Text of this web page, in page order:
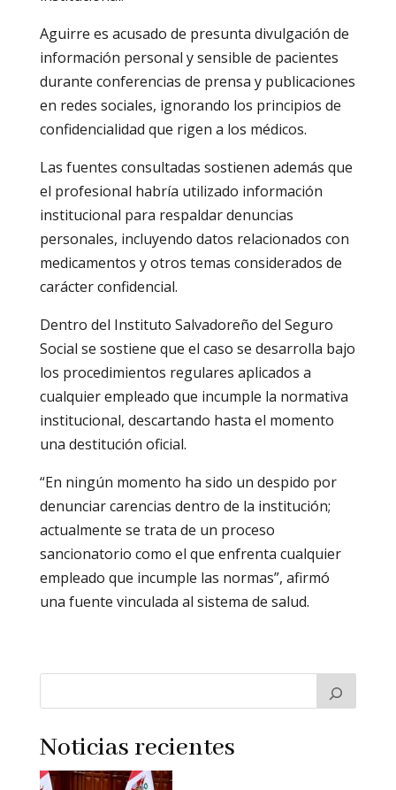
Aguirre es acusado de presunta divulgación de
información personal y sensible de pacientes
durante conferencias de prensa y publicaciones
en redes sociales, ignorando los principios de
confidencialidad que rigen a los médicos.
Las fuentes consultadas sostienen además que
el profesional habría utilizado información
institucional para respaldar denuncias
personales, incluyendo datos relacionados con
medicamentos y otros temas considerados de
carácter confidencial.
Dentro del Instituto Salvadoreño del Seguro
Social se sostiene que el caso se desarrolla bajo
los procedimientos regulares aplicados a
cualquier empleado que incumple la normativa
institucional, descartando hasta el momento
una destitución oficial.
“En ningún momento ha sido un despido por
denunciar carencias dentro de la institución;
actualmente se trata de un proceso
sancionatorio como el que enfrenta cualquier
empleado que incumple las normas”, afirmó
una fuente vinculada al sistema de salud.
Noticias recientes